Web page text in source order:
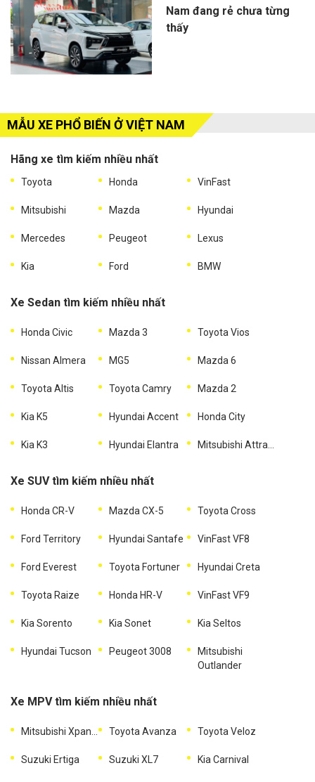
Nam đang rẻ chưa từng
thấy
MẪU XE PHỔ BIẾN Ở VIỆT NAM
Hãng xe tìm kiếm nhiều nhất
Toyota Honda VinFast
Mitsubishi Mazda Hyundai
Mercedes Peugeot Lexus
Kia Ford BMW
Xe Sedan tìm kiếm nhiều nhất
Honda Civic Mazda 3 Toyota Vios
Nissan Almera MG5 Mazda 6
Toyota Altis Toyota Camry Mazda 2
Kia K5 Hyundai Accent Honda City
Kia K3 Hyundai Elantra
Xe SUV tìm kiếm nhiều nhất
Honda CR-V Mazda CX-5 Toyota Cross
Ford Territory Hyundai Santafe VinFast VF8
Ford Everest Toyota Fortuner Hyundai Creta
Toyota Raize Honda HR-V VinFast VF9
Kia Sorento Kia Sonet Kia Seltos
Hyundai Tucson Peugeot 3008
Mitsubishi
Outlander
Xe MPV tìm kiếm nhiều nhất
Toyota Avanza Toyota Veloz
Suzuki Ertiga Suzuki XL7 Kia Carnival